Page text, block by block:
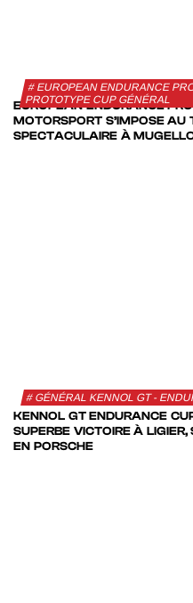
EUROPEAN ENDURANCE
PROTOTYPE CUP GÉNÉRAL
EUROPEAN ENDURANCE
MOTORSPORT S’IMPOSE AU
SPECTACULAIRE À
GÉNÉRAL KENNOL GT -
KENNOL GT ENDURANCE
SUPERBE VICTOIRE À
EN PORSCHE